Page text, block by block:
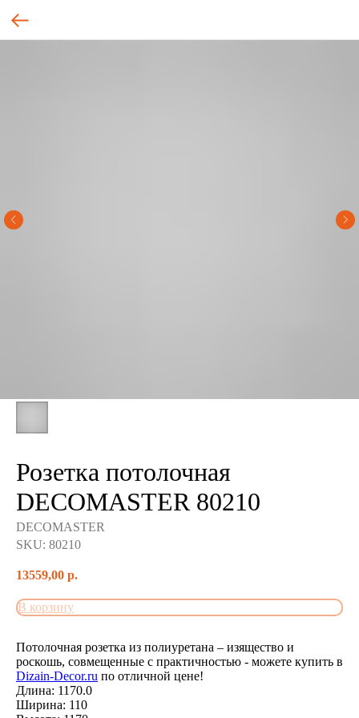
Розетка потолочная
DECOMASTER 80210
DECOMASTER
SKU: 80210
13559,00 р.
В корзину
Потолочная розетка из полиуретана – изящество и
роскошь, совмещенные с практичностью - можете купить в
Dizain-Decor.ru по отличной цене!
Длина: 1170.0
Ширина: 110